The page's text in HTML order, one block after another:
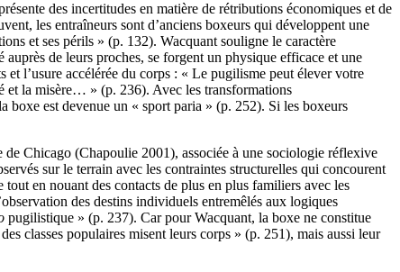
des incertitudes en matière de rétributions économiques et de
les entraîneurs sont d’anciens boxeurs qui développent une
et ses périls » (p. 132). Wacquant souligne le caractère
de leurs proches, se forgent un physique efficace et une
l’usure accélérée du corps : « Le pugilisme peut élever votre
et la misère… » (p. 236). Avec les transformations
boxe est devenue un « sport paria » (p. 252). Si les boxeurs
Chicago (Chapoulie 2001), associée à une sociologie réflexive
sur le terrain avec les contraintes structurelles qui concourent
tout en nouant des contacts de plus en plus familiers avec les
des destins individuels entremêlés aux logiques
pugilistique » (p. 237). Car pour Wacquant, la boxe ne constitue
classes populaires misent leurs corps » (p. 251), mais aussi leur